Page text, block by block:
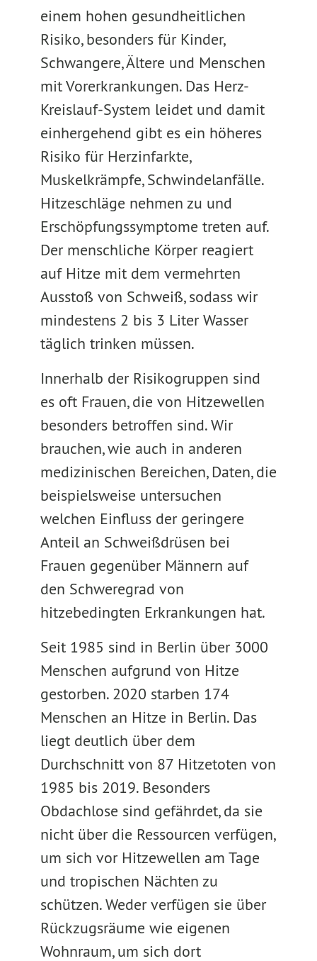
einem hohen gesundheitlichen
Risiko, besonders für Kinder,
Schwangere, Ältere und Menschen
mit Vorerkrankungen. Das Herz-
Kreislauf-System leidet und damit
einhergehend gibt es ein höheres
Risiko für Herzinfarkte,
Muskelkrämpfe, Schwindelanfälle.
Hitzeschläge nehmen zu und
Erschöpfungssymptome treten auf.
Der menschliche Körper reagiert
auf Hitze mit dem vermehrten
Ausstoß von Schweiß, sodass wir
mindestens 2 bis 3 Liter Wasser
täglich trinken müssen.
Innerhalb der Risikogruppen sind
es oft Frauen, die von Hitzewellen
besonders betroffen sind. Wir
brauchen, wie auch in anderen
medizinischen Bereichen, Daten, die
beispielsweise untersuchen
welchen Einfluss der geringere
Anteil an Schweißdrüsen bei
Frauen gegenüber Männern auf
den Schweregrad von
hitzebedingten Erkrankungen hat.
Seit 1985 sind in Berlin über 3000
Menschen aufgrund von Hitze
gestorben. 2020 starben 174
Menschen an Hitze in Berlin. Das
liegt deutlich über dem
Durchschnitt von 87 Hitzetoten von
1985 bis 2019. Besonders
Obdachlose sind gefährdet, da sie
nicht über die Ressourcen verfügen,
um sich vor Hitzewellen am Tage
und tropischen Nächten zu
schützen. Weder verfügen sie über
Rückzugsräume wie eigenen
Wohnraum, um sich dort